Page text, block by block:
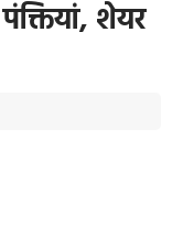
शेयर